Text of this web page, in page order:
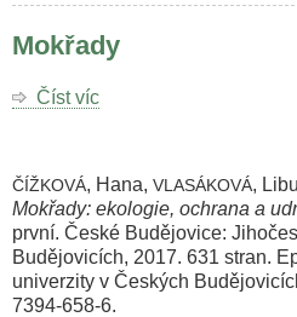
Mokřady
Číst víc
ČÍŽKOVÁ, Hana, VLASÁKOVÁ,
Mokřady: ekologie, ochrana a
první. České Budějovice:
Budějovicích, 2017. 631 stran.
univerzity v Českých
7394-658-6.